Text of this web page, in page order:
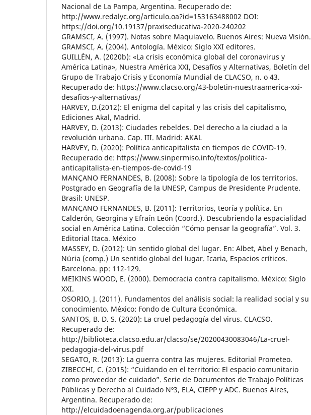
Nacional de La Pampa, Argentina. Recuperado de:
http://www.redalyc.org/articulo.oa?id=153163488002 DOI:
https://doi.org/10.19137/praxiseducativa-2020-240202
GRAMSCI, A. (1997). Notas sobre Maquiavelo. Buenos Aires: Nueva Visión.
GRAMSCI, A. (2004). Antología. México: Siglo XXI editores.
GUILLÉN, A. (2020b): «La crisis económica global del coronavirus y
América Latina», Nuestra América XXI, Desafíos y Alternativas, Boletín del
Grupo de Trabajo Crisis y Economía Mundial de CLACSO, n. o 43.
Recuperado de: https://www.clacso.org/43-boletin-nuestraamerica-xxi-
desafios-y-alternativas/
HARVEY, D.(2012): El enigma del capital y las crisis del capitalismo,
Ediciones Akal, Madrid.
HARVEY, D. (2013): Ciudades rebeldes. Del derecho a la ciudad a la
revolución urbana. Cap. III. Madrid: AKAL
HARVEY, D. (2020): Política anticapitalista en tiempos de COVID-19.
Recuperado de: https://www.sinpermiso.info/textos/politica-
anticapitalista-en-tiempos-de-covid-19
MANÇANO FERNANDES, B. (2008): Sobre la tipología de los territorios.
Postgrado en Geografía de la UNESP, Campus de Presidente Prudente.
Brasil: UNESP.
MANÇANO FERNANDES, B. (2011): Territorios, teoría y política. En
Calderón, Georgina y Efraín León (Coord.). Descubriendo la espacialidad
social en América Latina. Colección “Cómo pensar la geografía”. Vol. 3.
Editorial Itaca. México
MASSEY, D. (2012): Un sentido global del lugar. En: Albet, Abel y Benach,
Núria (comp.) Un sentido global del lugar. Icaria, Espacios críticos.
Barcelona. pp: 112-129.
MEIKINS WOOD, E. (2000). Democracia contra capitalismo. México: Siglo
XXI.
OSORIO, J. (2011). Fundamentos del análisis social: la realidad social y su
conocimiento. México: Fondo de Cultura Económica.
SANTOS, B. D. S. (2020): La cruel pedagogía del virus. CLACSO.
Recuperado de:
http://biblioteca.clacso.edu.ar/clacso/se/20200430083046/La-cruel-
pedagogia-del-virus.pdf
SEGATO, R. (2013): La guerra contra las mujeres. Editorial Prometeo.
ZIBECCHI, C. (2015): “Cuidando en el territorio: El espacio comunitario
como proveedor de cuidado”. Serie de Documentos de Trabajo Políticas
Públicas y Derecho al Cuidado Nº3, ELA, CIEPP y ADC. Buenos Aires,
Argentina. Recuperado de:
http://elcuidadoenagenda.org.ar/publicaciones